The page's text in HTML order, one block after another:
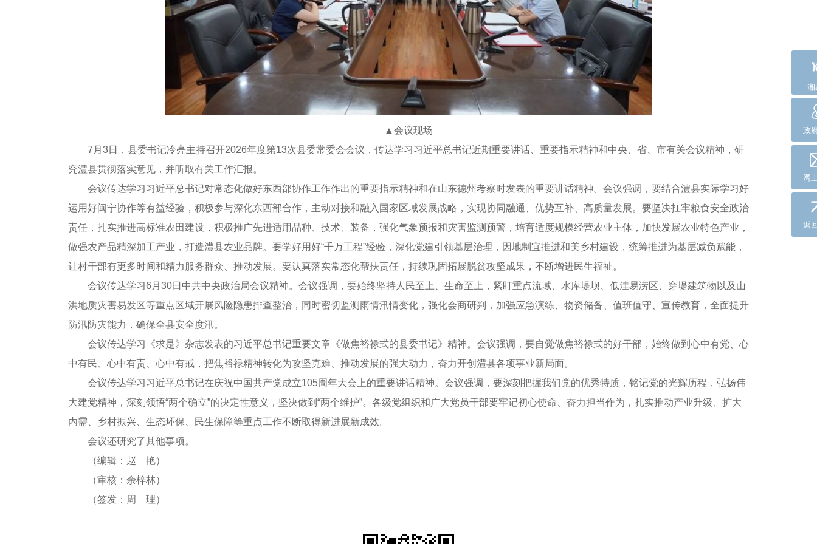
▲会议现场
7月3日，县委书记冷亮主持召开2026年度第13次县委常委会会议，传达学习习近平总书记近期重要讲话、重要指示精神和中央、省、市有关会议精神，研
究澧县贯彻落实意见，并听取有关工作汇报。
会议传达学习习近平总书记对常态化做好东西部协作工作作出的重要指示精神和在山东德州考察时发表的重要讲话精神。会议强调，要结合澧县实际学习好
运用好闽宁协作等有益经验，积极参与深化东西部合作，主动对接和融入国家区域发展战略，实现协同融通、优势互补、高质量发展。要坚决扛牢粮食安全政治
责任，扎实推进高标准农田建设，积极推广先进适用品种、技术、装备，强化气象预报和灾害监测预警，培育适度规模经营农业主体，加快发展农业特色产业，
做强农产品精深加工产业，打造澧县农业品牌。要学好用好“千万工程”经验，深化党建引领基层治理，因地制宜推进和美乡村建设，统筹推进为基层减负赋能，
让村干部有更多时间和精力服务群众、推动发展。要认真落实常态化帮扶责任，持续巩固拓展脱贫攻坚成果，不断增进民生福祉。
会议传达学习6月30日中共中央政治局会议精神。会议强调，要始终坚持人民至上、生命至上，紧盯重点流域、水库堤坝、低洼易涝区、穿堤建筑物以及山
洪地质灾害易发区等重点区域开展风险隐患排查整治，同时密切监测雨情汛情变化，强化会商研判，加强应急演练、物资储备、值班值守、宣传教育，全面提升
防汛防灾能力，确保全县安全度汛。
会议传达学习《求是》杂志发表的习近平总书记重要文章《做焦裕禄式的县委书记》精神。会议强调，要自觉做焦裕禄式的好干部，始终做到心中有党、心
中有民、心中有责、心中有戒，把焦裕禄精神转化为攻坚克难、推动发展的强大动力，奋力开创澧县各项事业新局面。
会议传达学习习近平总书记在庆祝中国共产党成立105周年大会上的重要讲话精神。会议强调，要深刻把握我们党的优秀特质，铭记党的光辉历程，弘扬伟
大建党精神，深刻领悟“两个确立”的决定性意义，坚决做到“两个维护”。各级党组织和广大党员干部要牢记初心使命、奋力担当作为，扎实推动产业升级、扩大
内需、乡村振兴、生态环保、民生保障等重点工作不断取得新进展新成效。
会议还研究了其他事项。
（编辑：赵 艳）
（审核：余梓林）
（签发：周 理）
湘
政
网
返